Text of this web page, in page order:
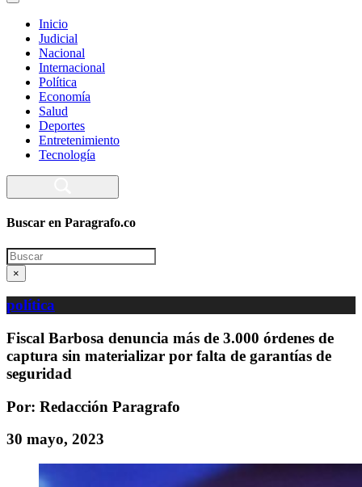
Inicio
Judicial
Nacional
Internacional
Política
Economía
Salud
Deportes
Entretenimiento
Tecnología
Buscar en Paragrafo.co
Search
×
política
Fiscal Barbosa denuncia más de 3.000 órdenes de
captura sin materializar por falta de garantías de
seguridad
Por: Redacción Paragrafo
30 mayo, 2023